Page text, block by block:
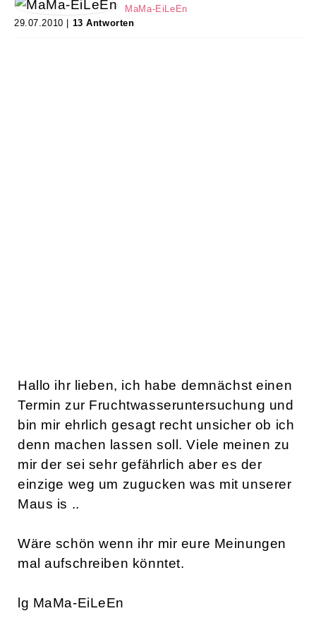
MaMa-EiLeEn
29.07.2010 | 13 Antworten
Hallo ihr lieben, ich habe demnächst einen
Termin zur Fruchtwasseruntersuchung und
bin mir ehrlich gesagt recht unsicher ob ich
denn machen lassen soll. Viele meinen zu
mir der sei sehr gefährlich aber es der
einzige weg um zugucken was mit unserer
Maus is ..
Wäre schön wenn ihr mir eure Meinungen
mal aufschreiben könntet.
lg MaMa-EiLeEn